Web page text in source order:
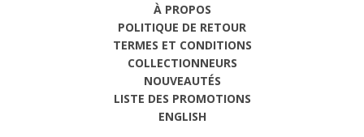
À PROPOS
POLITIQUE DE RETOUR
TERMES ET CONDITIONS
COLLECTIONNEURS
NOUVEAUTÉS
LISTE DES PROMOTIONS
ENGLISH